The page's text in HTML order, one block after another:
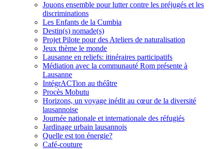
Jouons ensemble pour lutter contre les préjugés et les
discriminations
Les Enfants de la Cumbia
Destin(s) nomade(s)
Projet Pilote pour des Ateliers de naturalisation
Jeux thème le monde
Lausanne en reliefs: itinéraires participatifs
Médiation avec la communauté Rom présente à
Lausanne
IntégrACTion au théâtre
Procès Mobutu
Horizons, un voyage inédit au cœur de la diversité
lausannoise
Journée nationale et internationale des réfugiés
Jardinage urbain lausannois
Quelle est ton énergie?
Café-couture